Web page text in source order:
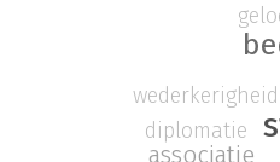
associatie
wederkerigheid
diplomatie